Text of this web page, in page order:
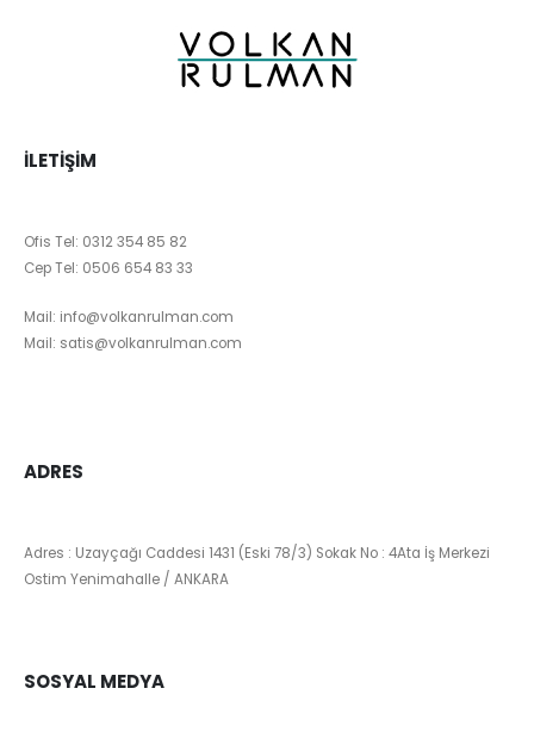
İLETIŞIM
Ofis Tel: 0312 354 85 82
Cep Tel: 0506 654 83 33
Mail: info@volkanrulman.com
Mail: satis@volkanrulman.com
ADRES
Adres : Uzayçağı Caddesi 1431 (Eski 78/3) Sokak No : 4Ata İş Merkezi
Ostim Yenimahalle / ANKARA
SOSYAL MEDYA